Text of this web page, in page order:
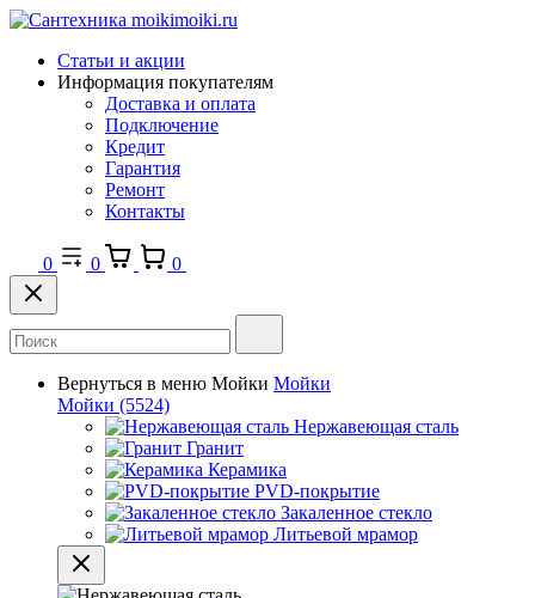
Статьи и акции
Информация покупателям
Доставка и оплата
Подключение
Кредит
Гарантия
Ремонт
Контакты
0 0 0
Вернуться в меню Мойки Мойки
Мойки (5524)
Нержавеющая сталь
Гранит
Керамика
PVD-покрытие
Закаленное стекло
Литьевой мрамор